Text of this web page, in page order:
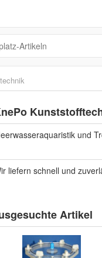
und
liefern schnell und
Artikel